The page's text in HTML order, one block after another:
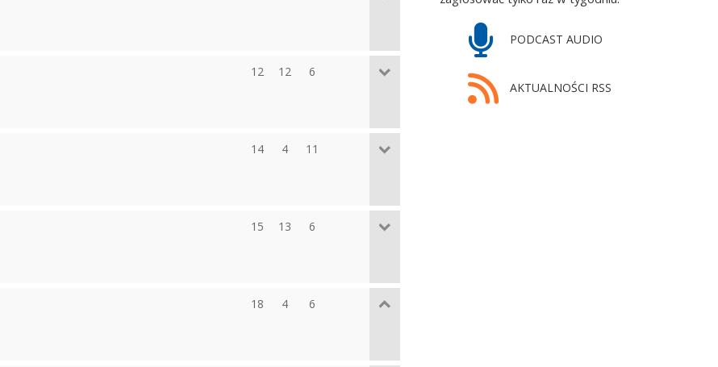
12 12 6
14 4 11
15 13 6
18 4 6
PODCAST AUDIO
AKTUALNOŚCI RSS